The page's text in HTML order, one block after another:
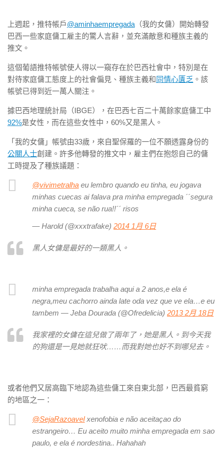
上週起，推特帳戶@aminhaempregada （我的女傭）開始轉發
巴西一些家庭傭工雇主的驚人言辭，並充滿敵意和種族主義的
推文。
這個葡語推特帳號使人得以一窺存在於巴西社會中，特別是在
對待家庭傭工態度上的社會偏見、種族主義和同情心匱乏 。該
帳號已得到近一萬人關注。
據巴西地理統計局（IBGE），在巴西七百二十萬餘家庭傭工中
92%是女性，而在這些女性中，60%又是黑人。
「我的女傭」帳號由33歲，來自聖保羅的一位不願透露身份的
公關人士創建。許多他轉發的推文中，雇主們在抱怨自己的傭
工時提及了種族議題：
@vivimetralha eu lembro quando eu tinha, eu jogava
minhas cuecas ai falava pra minha empregada ´´segura
minha cueca, se não rua!!´´ risos
— Harold (@xxxtrafake) 2014 1月 6日
黑人女傭是最好的一類黑人。
minha empregada trabalha aqui a 2 anos,e ela é
negra,meu cachorro ainda late oda vez que ve ela…e eu
tambem — Jeba Dourada (@Ofredelicia) 2013 2月 18日
我家裡的女傭在這兒做了兩年了，她是黑人。到今天我
的狗還是一見她就狂吠……而我對她也好不到哪兒去。
或者他們又居高臨下地認為這些傭工來自東北部，巴西最貧窮
的地區之一：
@SejaRazoavelxenofobia e não aceitaçao do
estrangeiro… Eu aceito muito minha empregada em sao
paulo, e ela é nordestina.. Hahahah